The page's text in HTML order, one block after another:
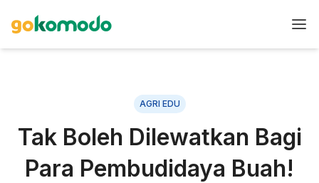
AGRI EDU
Tak Boleh Dilewatkan Bagi
Para Pembudidaya Buah!